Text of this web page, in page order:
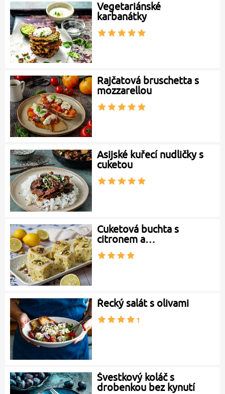
Vegetariánské
karbanátky
Rajčatová bruschetta s
mozzarellou
Asijské kuřecí nudličky s
cuketou
Cuketová buchta s
citronem a…
Řecký salát s olivami
Švestkový koláč s
drobenkou bez kynutí